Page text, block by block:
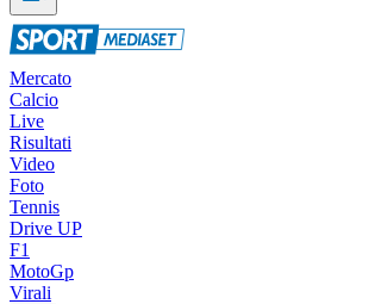
Mercato
Calcio
Live
Risultati
Video
Foto
Tennis
Drive UP
F1
MotoGp
Virali